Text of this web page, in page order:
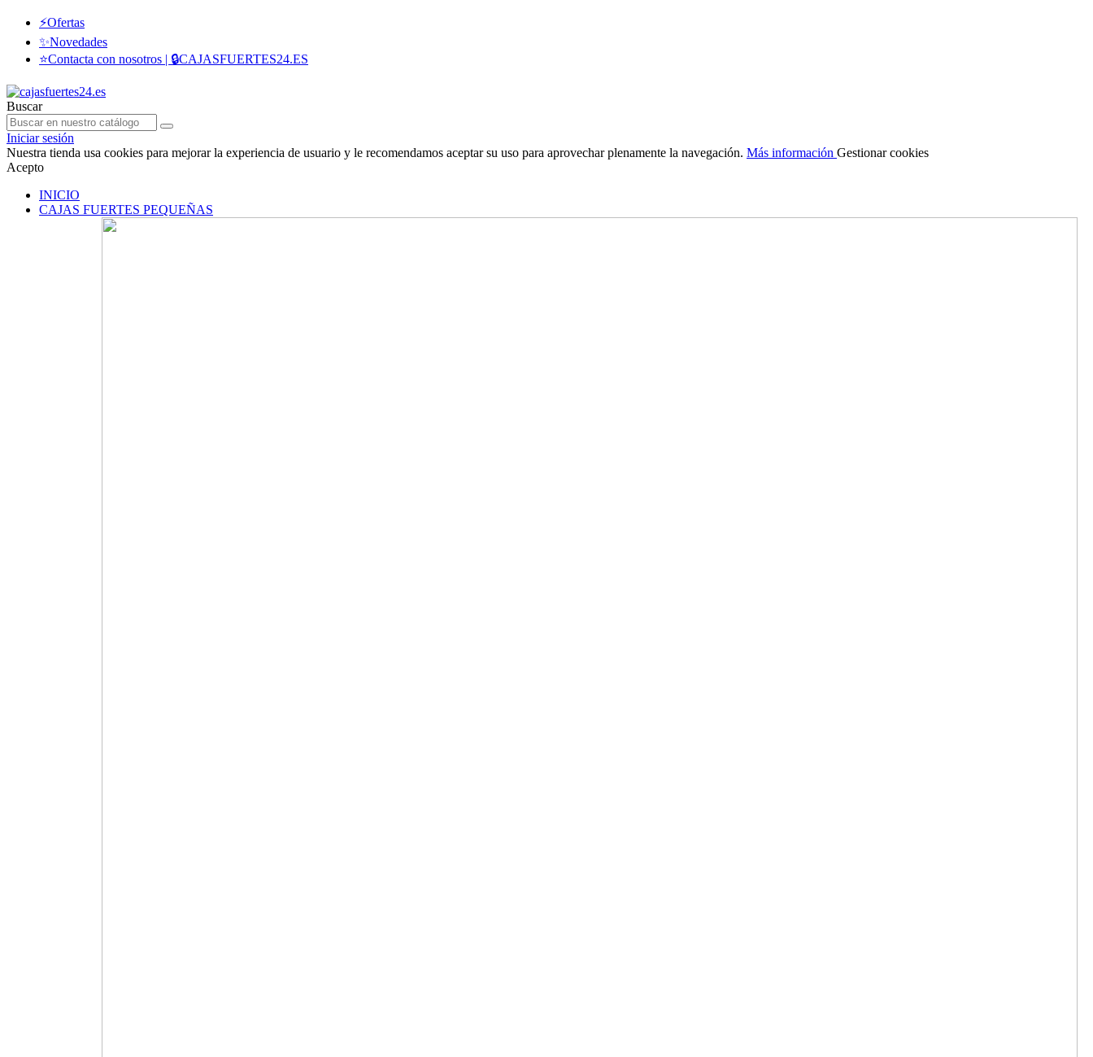
⚡Ofertas
✨Novedades
⭐Contacta con nosotros | 🔒CAJASFUERTES24.ES
Buscar
Iniciar sesión
Nuestra tienda usa cookies para mejorar la experiencia de usuario y le recomendamos aceptar su uso para aprovechar plenamente la navegación. Más información Gestionar cookies
Acepto
INICIO
CAJAS FUERTES PEQUEÑAS